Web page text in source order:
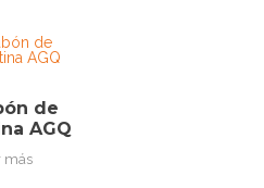
de
AGQ
más